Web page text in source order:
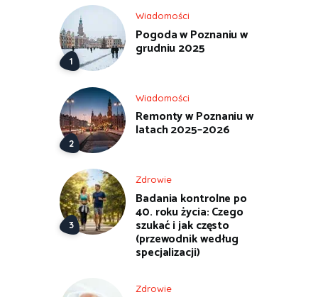
Wiadomości
Pogoda w Poznaniu w
grudniu 2025
Wiadomości
Remonty w Poznaniu w
latach 2025–2026
Zdrowie
Badania kontrolne po
40. roku życia: Czego
szukać i jak często
(przewodnik według
specjalizacji)
Zdrowie